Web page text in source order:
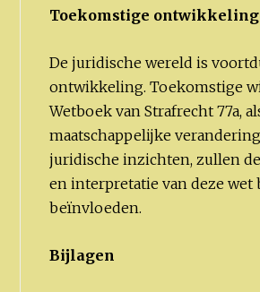
Toekomstige
De juridische wereld is
ontwikkeling. Toekomstige
Wetboek van Strafrecht 77a,
maatschappelijke
juridische inzichten, zullen
en interpretatie van deze wet
beïnvloeden.
Bijlagen